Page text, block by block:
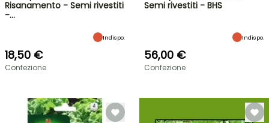
Risanamento - Semi rivestiti
-…
Indispo.
18,50 €
Confezione
Semi rivestiti - BHS
Indispo.
56,00 €
Confezione